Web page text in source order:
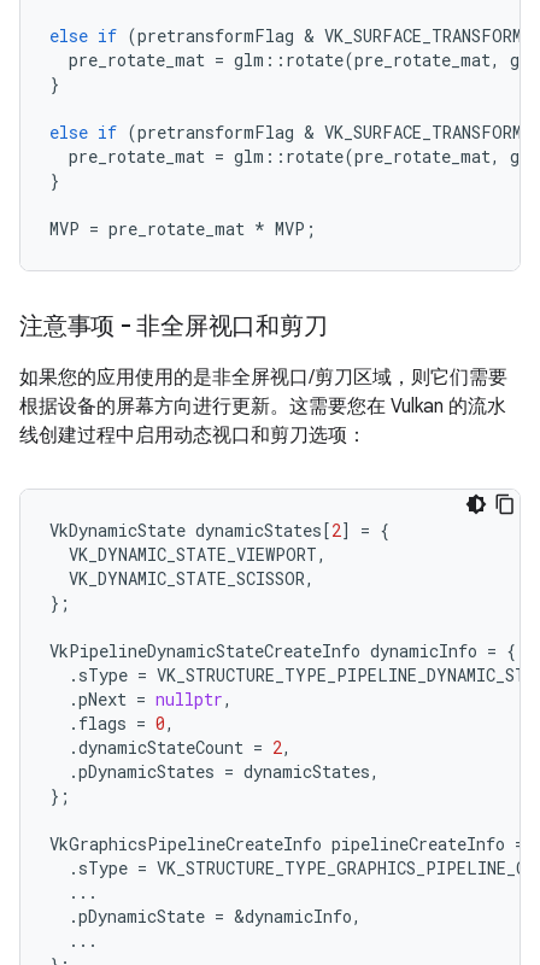
else if (pretransformFlag &
pre_rotate_mat = glm :: rotate(pre_rotate_mat,
glm
}
else if (pretransformFlag &
pre_rotate_mat = glm :: rotate(pre_rotate_mat,
glm
}
MVP = pre_rotate_mat * MVP ;
注意事项 - 非全屏视口和剪刀
如果您的应用使用的是非全屏视口/剪刀区域，则它们需要
根据设备的屏幕方向进行更新。这需要您在 Vulkan 的流水
线创建过程中启用动态视口和剪刀选项：
VkDynamicState dynamicStates[2] = {
VK_DYNAMIC_STATE_VIEWPORT,
VK_DYNAMIC_STATE_SCISSOR,
};
VkPipelineDynamicStateCreateInfo dynamicInfo = {
. sType =
.pNext = nullptr,
. flags = 0,
.dynamicStateCount = 2,
.pDynamicStates = dynamicStates,
};
VkGraphicsPipelineCreateInfo pipelineCreateInfo =
. sType =
...
.pDynamicState = &dynamicInfo,
...